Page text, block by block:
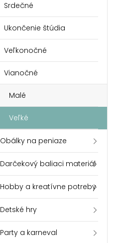
Srdečné
Ukončenie štúdia
Veľkonočné
Vianočné
Malé
Veľké
Obálky na peniaze
Darčekový baliaci materiál
Hobby a kreatívne potreby
Detské hry
Party a karneval